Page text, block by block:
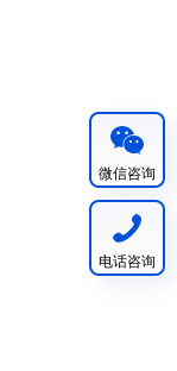
微信咨询
电话咨询